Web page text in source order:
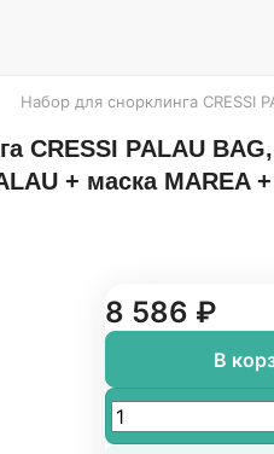
Набор для снорклинга CRESSI
CRESSI PALAU
+ маска MAREA
8 586 ₽
В